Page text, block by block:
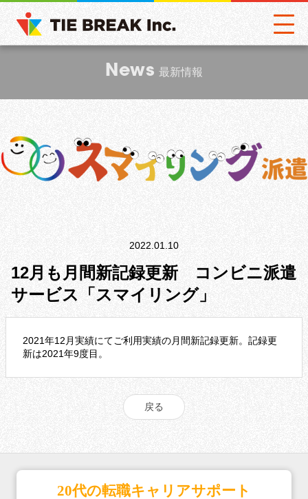
News 最新情報
2022.01.10
12月も月間新記録更新 コンビニ派遣
サービス「スマイリング」
2021年12月実績にてご利用実績の月間新記録更新。記録更
新は2021年9度目。
戻る
20代の転職キャリアサポート